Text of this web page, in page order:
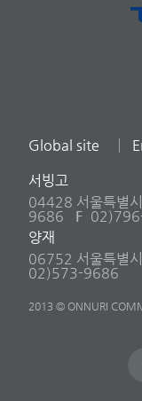
Global site
서빙고
04428 서울특별
9686
F
양재
06752 서울특별
02)573-9686
2013 © ONNURI